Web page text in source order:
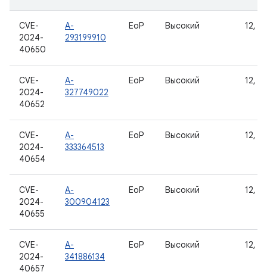
CVE-
2024-
40650
A-
293199910
EoP Высокий 12,
CVE-
2024-
40652
A-
327749022
EoP Высокий 12,
CVE-
2024-
40654
A-
333364513
EoP Высокий 12,
CVE-
2024-
40655
A-
300904123
EoP Высокий 12,
CVE-
2024-
40657
A-
341886134
EoP Высокий 12,